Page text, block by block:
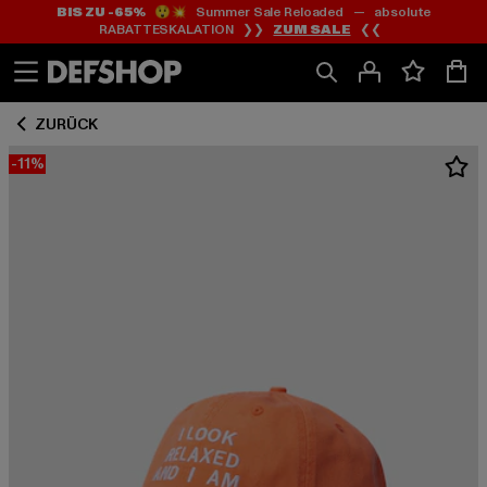
Zum
Inhalt
springen
Zum
Fußzeile
springen
BIS ZU -65%😲💥 Summer Sale Reloaded — absolute
RABATTESKALATION ❯❯ ZUM SALE ❮❮
ZURÜCK
-11%